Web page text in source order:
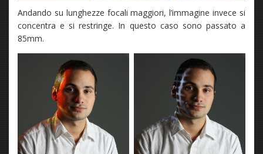
Andando su lunghezze focali maggiori, l’immagine invece si
concentra e si restringe. In questo caso sono passato a
85mm.